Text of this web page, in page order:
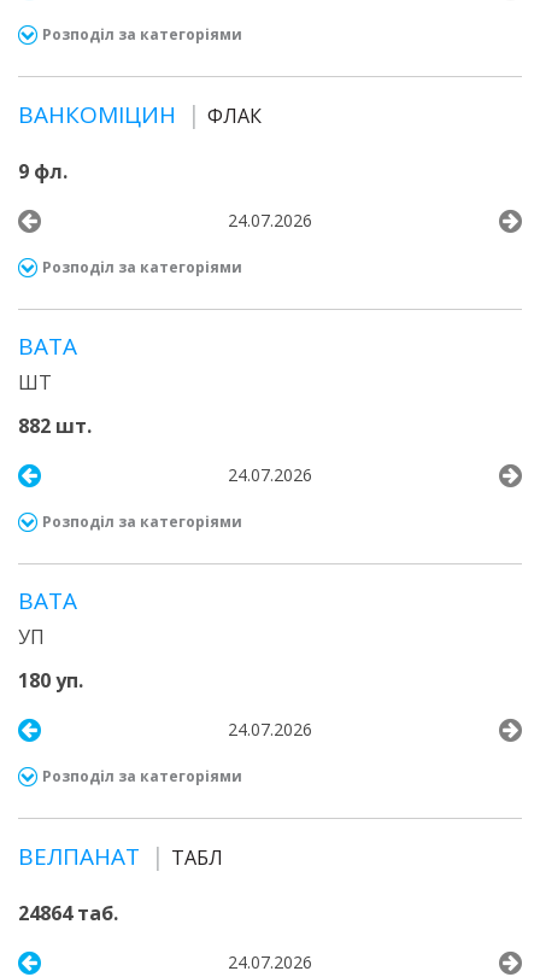
Розподіл за категоріями
ВАНКОМІЦИН ФЛАК
9 фл.
24.07.2026
Розподіл за категоріями
ВАТА
ШТ
882 шт.
24.07.2026
Розподіл за категоріями
ВАТА
УП
180 уп.
24.07.2026
Розподіл за категоріями
ВЕЛПАНАТ ТАБЛ
24864 таб.
24.07.2026